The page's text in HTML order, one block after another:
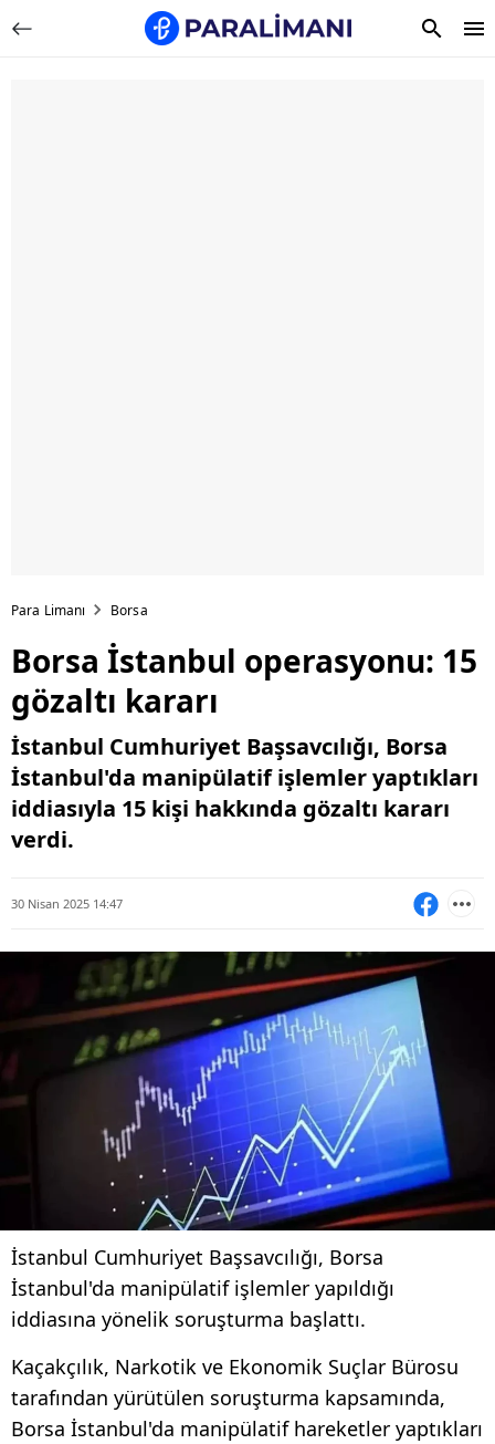
Para Limanı Borsa
Borsa İstanbul operasyonu: 15
gözaltı kararı
İstanbul Cumhuriyet Başsavcılığı, Borsa
İstanbul'da manipülatif işlemler yaptıkları
iddiasıyla 15 kişi hakkında gözaltı kararı
verdi.
30 Nisan 2025 14:47
İstanbul Cumhuriyet Başsavcılığı, Borsa
İstanbul'da manipülatif işlemler yapıldığı
iddiasına yönelik soruşturma başlattı.
Kaçakçılık, Narkotik ve Ekonomik Suçlar Bürosu
tarafından yürütülen soruşturma kapsamında,
Borsa İstanbul'da manipülatif hareketler yaptıkları